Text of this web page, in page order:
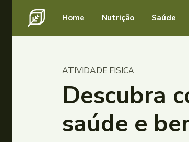
Home Nutrição Saúde
ATIVIDADE FISICA
Descubra
saúde e